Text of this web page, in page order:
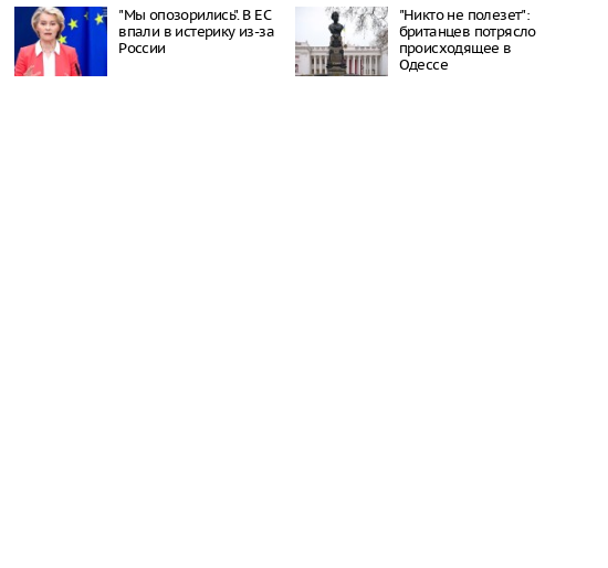
Звезда реалити-шоу поужинала с
кошкой из одной миски, вызвав
отвращение у зрителей
"Мы опозорились". В ЕС
впали в истерику из-за
России
"Никто не полезет":
британцев потрясло
происходящее в
Одессе